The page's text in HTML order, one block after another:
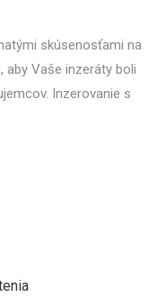
skúsenosťami na
aby Vaše inzeráty boli
Inzerovanie s